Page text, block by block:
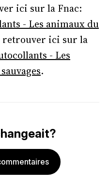
ici sur la Fnac:
- Les animaux du
retrouver ici sur la
- Les
.